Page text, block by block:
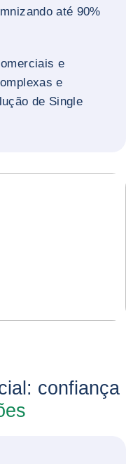
até 90%
e
e
de Single
confiança